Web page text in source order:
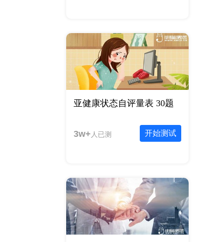
亚健康状态自评量表 30题
开始测试
3w+ 人已测